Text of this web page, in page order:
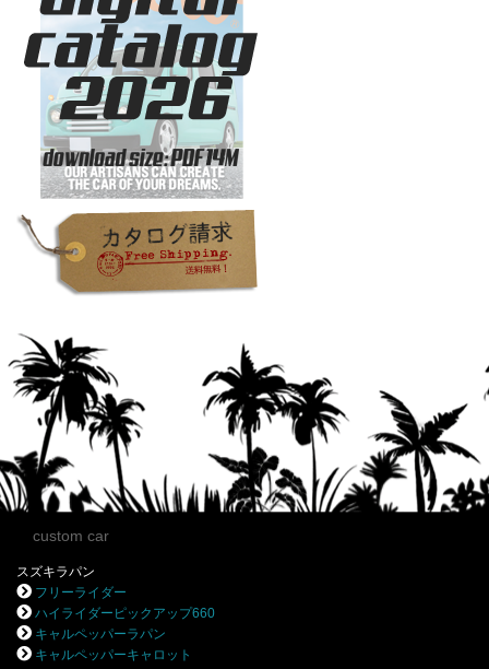
custom car
スズキラパン
フリーライダー
ハイライダーピックアップ660
キャルペッパーラパン
キャルペッパーキャロット